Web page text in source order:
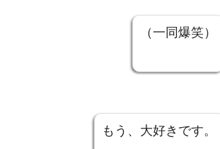
（一同爆笑）
もう、大好きです。